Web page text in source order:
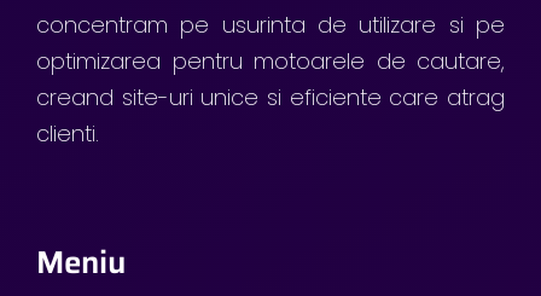
concentram pe usurinta de utilizare si pe
optimizarea pentru motoarele de cautare,
creand site-uri unice si eficiente care atrag
clienti.
Meniu